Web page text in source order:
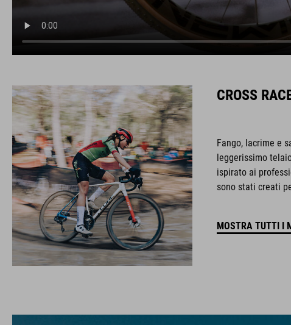
CROSS
Fango, lacrime e
leggerissimo
ispirato ai
sono stati creati
MOSTRA TUTTI I